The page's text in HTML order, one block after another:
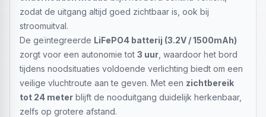
zodat de uitgang altijd goed zichtbaar is, ook bij
stroomuitval.
De geïntegreerde LiFePO4 batterij (3.2V / 1500mAh)
zorgt voor een autonomie tot 3 uur , waardoor het bord
tijdens noodsituaties voldoende verlichting biedt om een
veilige vluchtroute aan te geven. Met een zichtbereik
tot 24 meter blijft de nooduitgang duidelijk herkenbaar,
zelfs op grotere afstand.